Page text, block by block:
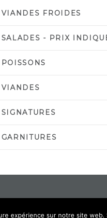
FROIDES
- PRIX
expérience sur notre site